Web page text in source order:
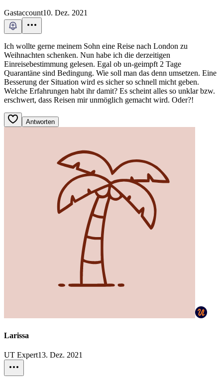
Gastaccount10. Dez. 2021
Ich wollte gerne meinem Sohn eine Reise nach London zu
Weihnachten schenken. Nun habe ich die derzeitigen
Einreisebestimmung gelesen. Egal ob un-geimpft 2 Tage
Quarantäne sind Bedingung. Wie soll man das denn umsetzen. Eine
Besserung der Situation wird es sicher so schnell micht geben.
Welche Erfahrungen habt ihr damit? Es scheint alles so unklar bzw.
erschwert, dass Reisen mir unmöglich gemacht wird. Oder?!
Antworten
Larissa
UT Expert13. Dez. 2021